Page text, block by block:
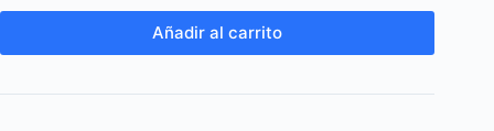
Añadir al carrito